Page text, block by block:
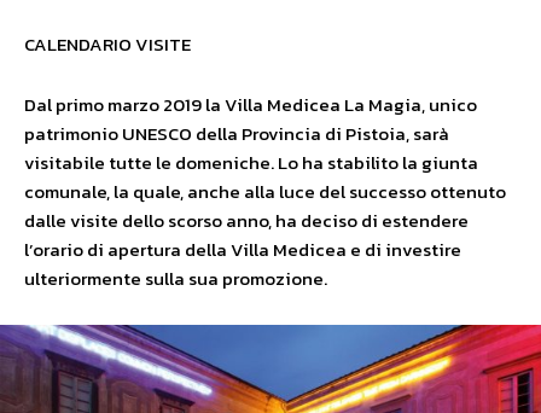
CALENDARIO VISITE
Dal primo marzo 2019 la Villa Medicea La Magia, unico
patrimonio UNESCO della Provincia di Pistoia, sarà
visitabile tutte le domeniche. Lo ha stabilito la giunta
comunale, la quale, anche alla luce del successo ottenuto
dalle visite dello scorso anno, ha deciso di estendere
l’orario di apertura della Villa Medicea e di investire
ulteriormente sulla sua promozione.